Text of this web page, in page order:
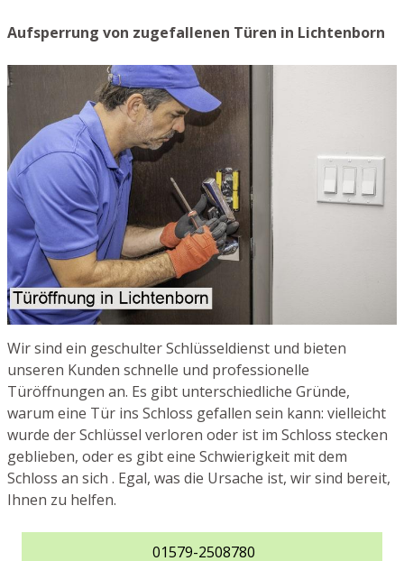
Aufsperrung von zugefallenen Türen in Lichtenborn
Wir sind ein geschulter Schlüsseldienst und bieten
unseren Kunden schnelle und professionelle
Türöffnungen an. Es gibt unterschiedliche Gründe,
warum eine Tür ins Schloss gefallen sein kann: vielleicht
wurde der Schlüssel verloren oder ist im Schloss stecken
geblieben, oder es gibt eine Schwierigkeit mit dem
Schloss an sich . Egal, was die Ursache ist, wir sind bereit,
Ihnen zu helfen.
01579-2508780